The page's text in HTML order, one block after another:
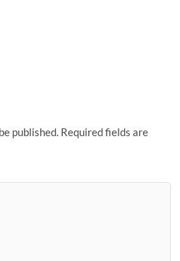
published. Required fields are